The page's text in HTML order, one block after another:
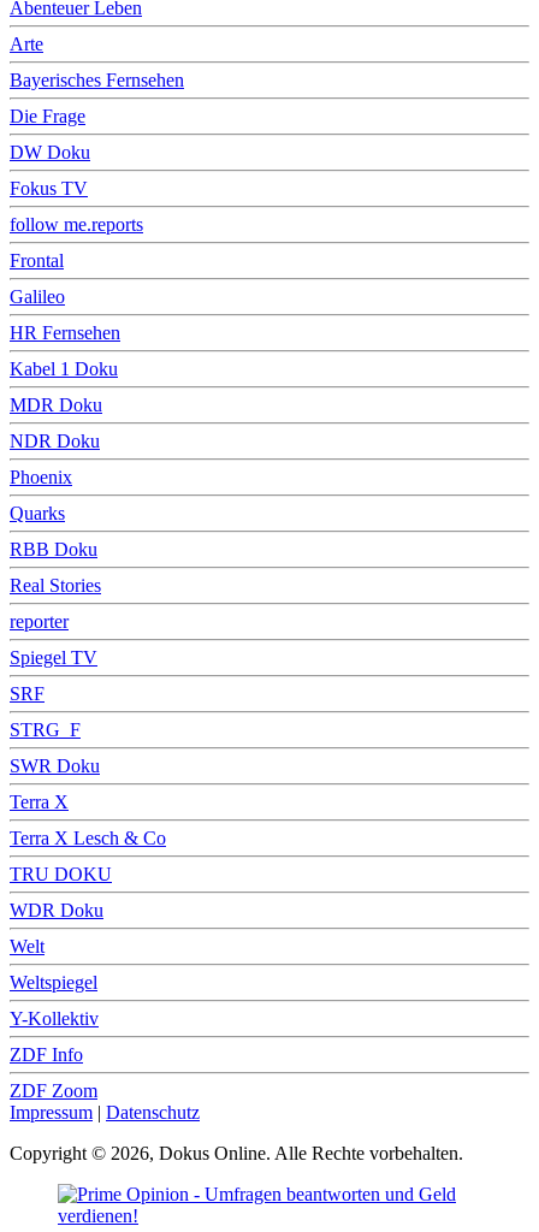
Abenteuer Leben
Arte
Bayerisches Fernsehen
Die Frage
DW Doku
Fokus TV
follow me.reports
Frontal
Galileo
HR Fernsehen
Kabel 1 Doku
MDR Doku
NDR Doku
Phoenix
Quarks
RBB Doku
Real Stories
reporter
Spiegel TV
SRF
STRG_F
SWR Doku
Terra X
Terra X Lesch & Co
TRU DOKU
WDR Doku
Welt
Weltspiegel
Y-Kollektiv
ZDF Info
ZDF Zoom
Impressum | Datenschutz
Copyright © 2026, Dokus Online. Alle Rechte vorbehalten.